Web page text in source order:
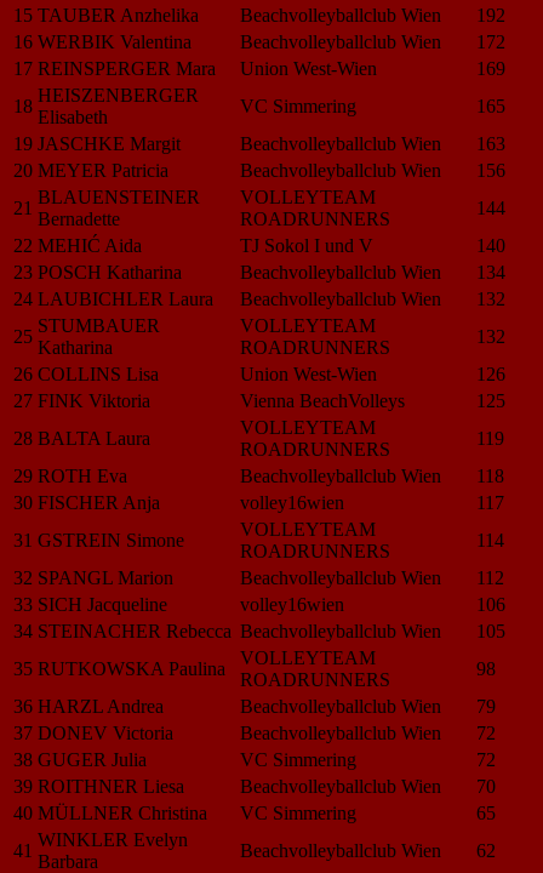
15 TAUBER Anzhelika Beachvolleyballclub Wien
192
16 WERBIK Valentina Beachvolleyballclub Wien
172
17 REINSPERGER Mara Union West-Wien
169
18
HEISZENBERGER
Elisabeth
VC Simmering
165
19 JASCHKE Margit Beachvolleyballclub Wien
163
20 MEYER Patricia Beachvolleyballclub Wien
156
21
BLAUENSTEINER
Bernadette
VOLLEYTEAM
ROADRUNNERS
144
22 MEHIĆ Aida TJ Sokol I und V
140
23 POSCH Katharina Beachvolleyballclub Wien
134
24 LAUBICHLER Laura Beachvolleyballclub Wien
132
25
STUMBAUER
Katharina
VOLLEYTEAM
ROADRUNNERS
132
26 COLLINS Lisa Union West-Wien
126
27 FINK Viktoria Vienna BeachVolleys
125
28 BALTA Laura
VOLLEYTEAM
ROADRUNNERS
119
29 ROTH Eva Beachvolleyballclub Wien
118
30 FISCHER Anja volley16wien
117
31 GSTREIN Simone
VOLLEYTEAM
ROADRUNNERS
114
32 SPANGL Marion Beachvolleyballclub Wien
112
33 SICH Jacqueline volley16wien
106
34 STEINACHER Rebecca Beachvolleyballclub Wien
105
35 RUTKOWSKA Paulina
VOLLEYTEAM
ROADRUNNERS
98
36 HARZL Andrea Beachvolleyballclub Wien
79
37 DONEV Victoria Beachvolleyballclub Wien
72
38 GUGER Julia VC Simmering
72
39 ROITHNER Liesa Beachvolleyballclub Wien
70
40 MÜLLNER Christina VC Simmering
65
41
WINKLER Evelyn
Barbara
Beachvolleyballclub Wien
62